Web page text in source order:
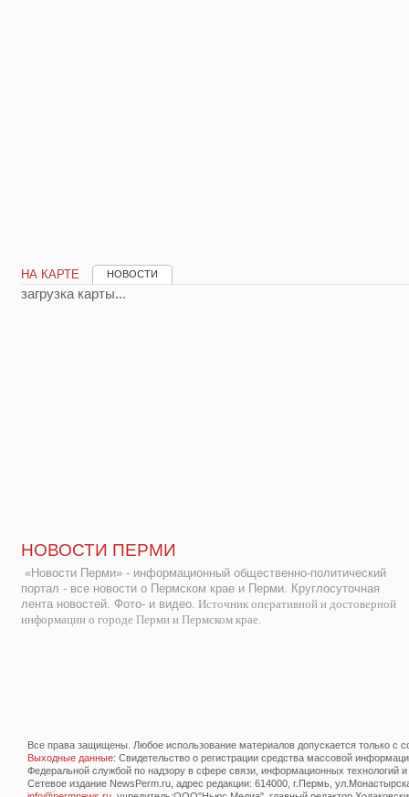
НА КАРТЕ НОВОСТИ
загрузка карты...
НОВОСТИ ПЕРМИ
«Новости Перми» - информационный общественно-политический
портал - все новости о Пермском крае и Перми. Круглосуточная
лента новостей. Фото- и видео. Источник оперативной и достоверной
информации о городе Перми и Пермском крае.
Все права защищены. Любое использование материалов допускается только с
Выходные данные: Свидетельство о регистрации средства массовой
Федеральной службой по надзору в сфере связи, информационных технологий
Сетевое издание NewsPerm.ru, адрес редакции: 614000, г.Пермь,